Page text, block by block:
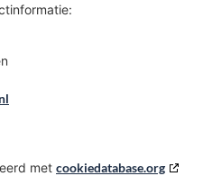
met cookiedatabase.org